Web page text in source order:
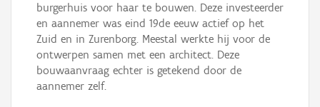
burgerhuis voor haar te bouwen. Deze investeerder
en aannemer was eind 19de eeuw actief op het
Zuid en in Zurenborg. Meestal werkte hij voor de
ontwerpen samen met een architect. Deze
bouwaanvraag echter is getekend door de
aannemer zelf.